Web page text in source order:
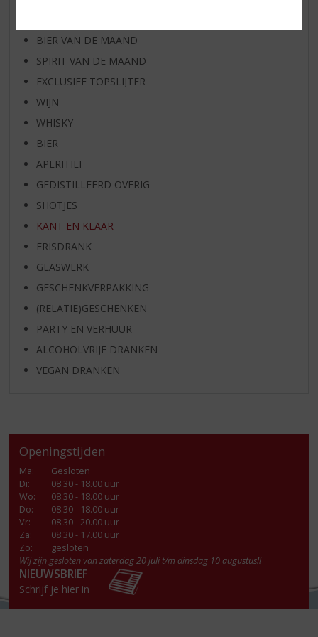
BIER VAN DE MAAND
SPIRIT VAN DE MAAND
EXCLUSIEF TOPSLIJTER
WIJN
WHISKY
BIER
APERITIEF
GEDISTILLEERD OVERIG
SHOTJES
KANT EN KLAAR
FRISDRANK
GLASWERK
GESCHENKVERPAKKING
(RELATIE)GESCHENKEN
PARTY EN VERHUUR
ALCOHOLVRIJE DRANKEN
VEGAN DRANKEN
Openingstijden
Ma:
Gesloten
Di:
08.30 - 18.00 uur
Wo:
08.30 - 18.00 uur
Do:
08.30 - 18.00 uur
Vr:
08.30 - 20.00 uur
Za:
08.30 - 17.00 uur
Zo:
gesloten
Wij zijn gesloten van zaterdag 20 juli t/m dinsdag 10 augustus!!
NIEUWSBRIEF
Schrijf je hier in